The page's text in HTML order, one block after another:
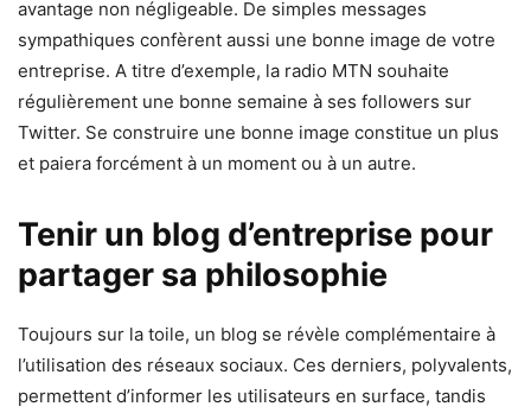
avantage non négligeable. De simples messages
sympathiques confèrent aussi une bonne image de votre
entreprise. A titre d’exemple, la radio MTN souhaite
régulièrement une bonne semaine à ses followers sur
Twitter. Se construire une bonne image constitue un plus
et paiera forcément à un moment ou à un autre.
Tenir un blog d’entreprise pour
partager sa philosophie
Toujours sur la toile, un blog se révèle complémentaire à
l’utilisation des réseaux sociaux. Ces derniers, polyvalents,
permettent d’informer les utilisateurs en surface, tandis